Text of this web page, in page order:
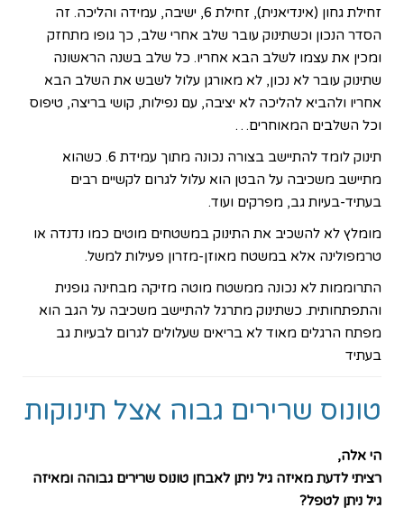
זחילת גחון (אינדיאנית), זחילת 6, ישיבה, עמידה והליכה. זה
הסדר הנכון וכשתינוק עובר שלב אחרי שלב, כך גופו מתחזק
ומכין את עצמו לשלב הבא אחריו. כל שלב בשנה הראשונה
שתינוק עובר לא נכון, לא מאורגן עלול לשבש את השלב הבא
אחריו ולהביא להליכה לא יציבה, עם נפילות, קושי בריצה, טיפוס
וכל השלבים המאוחרים…
תינוק לומד להתיישב בצורה נכונה מתוך עמידת 6. כשהוא
מתיישב משכיבה על הבטן הוא עלול לגרום לקשיים רבים
בעתיד-בעיות גב, מפרקים ועוד.
מומלץ לא להשכיב את התינוק במשטחים מוטים כמו נדנדה או
טרמפולינה אלא במשטח מאוזן-מזרון פעילות למשל.
התרוממות לא נכונה ממשטח מוטה מזיקה מבחינה גופנית
והתפתחותית. כשתינוק מתרגל להתיישב משכיבה על הגב הוא
מפתח הרגלים מאוד לא בריאים שעלולים לגרום לבעיות גב
בעתיד
טונוס שרירים גבוה אצל תינוקות
הי אלה,
רציתי לדעת מאיזה גיל ניתן לאבחן טונוס שרירים גבוהה ומאיזה
גיל ניתן לטפל?